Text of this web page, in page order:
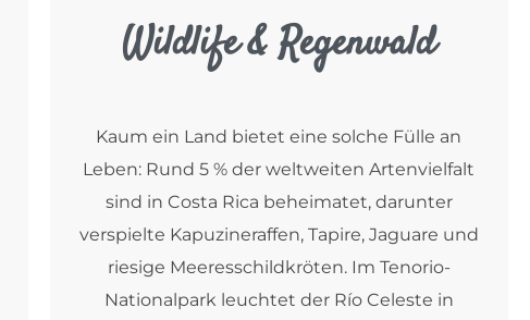
Wildlife & Regenwald
Kaum ein Land bietet eine solche Fülle an
Leben: Rund 5 % der weltweiten Artenvielfalt
sind in Costa Rica beheimatet, darunter
verspielte Kapuzineraffen, Tapire, Jaguare und
riesige Meeresschildkröten. Im Tenorio-
Nationalpark leuchtet der Río Celeste in